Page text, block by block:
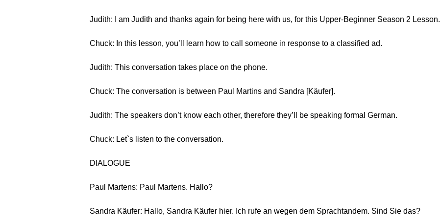
Judith: I am Judith and thanks again for being here with us, for this Upper-Beginner Season 2 Lesson.
Chuck: In this lesson, you’ll learn how to call someone in response to a classified ad.
Judith: This conversation takes place on the phone.
Chuck: The conversation is between Paul Martins and Sandra [Käufer].
Judith: The speakers don’t know each other, therefore they’ll be speaking formal German.
Chuck: Let`s listen to the conversation.
DIALOGUE
Paul Martens: Paul Martens. Hallo?
Sandra Käufer: Hallo, Sandra Käufer hier. Ich rufe an wegen dem Sprachtandem. Sind Sie das?